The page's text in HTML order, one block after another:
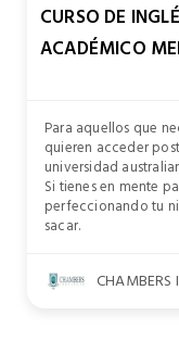
CURSO DE
ACADÉMICO
Para aquellos que
quieren acceder
universidad
Si tienes en mente
perfeccionando tu
sacar.
CHAMBERS